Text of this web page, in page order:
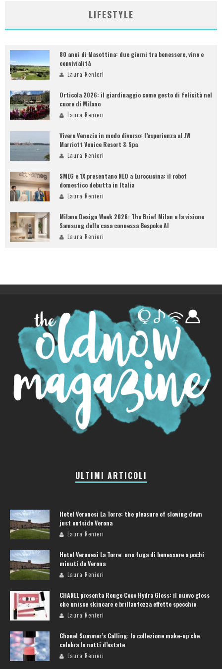
LIFESTYLE
80 anni di Masottina: due giorni tra benessere, vino e
convivialità
Laura Renieri
Orticola 2026: il giardinaggio come gesto di felicità nel
cuore di Milano
Laura Renieri
Vivere Venezia in modo diverso: l’esperienza al JW
Marriott Venice Resort & Spa
Laura Renieri
SMEG e 1X presentano NEO a Eurocucina: il robot
domestico debutta in Italia
Laura Renieri
Milano Design Week 2026: The Brief Milan e la visione
Samsung della casa connessa Bespoke AI
Laura Renieri
ULTIMI ARTICOLI
Hotel Veronesi La Torre: the pleasure of slowing down
just outside Verona
Laura Renieri
Hotel Veronesi La Torre: una fuga di benessere a pochi
minuti da Verona
Laura Renieri
CHANEL presenta Rouge Coco Hydra Gloss: il nuovo gloss
che unisce skincare e brillantezza effetto specchio
Laura Renieri
Chanel Summer’s Calling: la collezione make-up che
celebra le notti d’estate
Laura Renieri